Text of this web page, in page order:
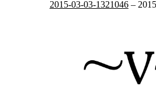
2015-03-03-1321046–